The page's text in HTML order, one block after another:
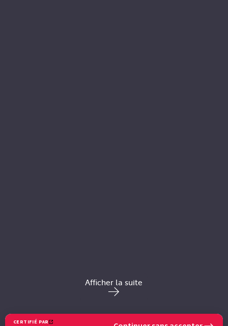
CERTIFIÉ PAR
Afficher la suite
POUR EN SAVOIR PLUS